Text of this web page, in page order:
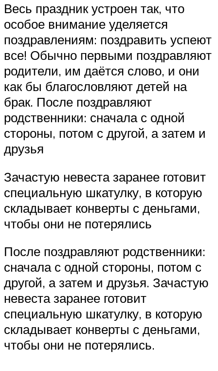
Весь праздник устроен так, что
особое внимание уделяется
поздравлениям: поздравить успеют
все! Обычно первыми поздравляют
родители, им даётся слово, и они
как бы благословляют детей на
брак. После поздравляют
родственники: сначала с одной
стороны, потом с другой, а затем и
друзья
Зачастую невеста заранее готовит
специальную шкатулку, в которую
складывает конверты с деньгами,
чтобы они не потерялись
После поздравляют родственники:
сначала с одной стороны, потом с
другой, а затем и друзья. Зачастую
невеста заранее готовит
специальную шкатулку, в которую
складывает конверты с деньгами,
чтобы они не потерялись.